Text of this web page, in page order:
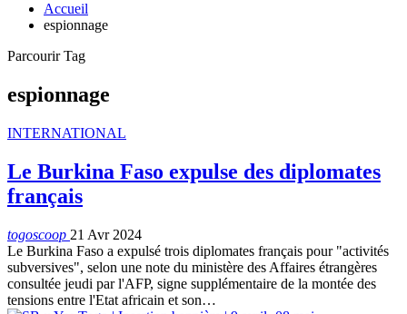
Accueil
espionnage
Parcourir Tag
espionnage
INTERNATIONAL
Le Burkina Faso expulse des diplomates
français
togoscoop 21 Avr 2024
Le Burkina Faso a expulsé trois diplomates français pour "activités
subversives", selon une note du ministère des Affaires étrangères
consultée jeudi par l'AFP, signe supplémentaire de la montée des
tensions entre l'Etat africain et son…